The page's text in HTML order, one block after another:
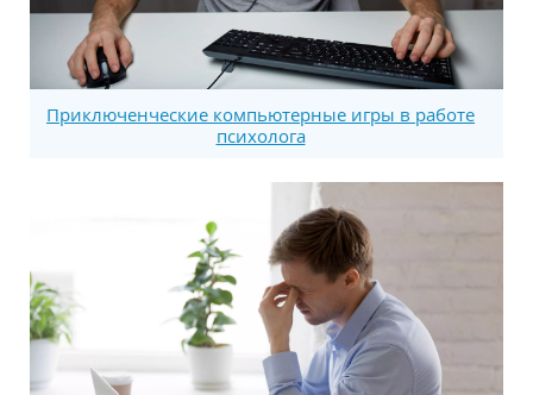
Приключенческие компьютерные игры в работе
психолога